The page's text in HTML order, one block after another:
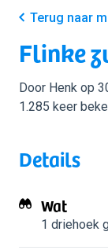
Terug naar
Flinke
Door Henk op
1.285 keer
Details
Wat
1 driehoek